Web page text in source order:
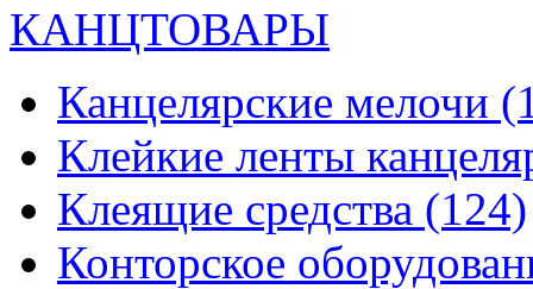
КАНЦТОВАРЫ
Канцелярские мелочи
Клейкие ленты
Клеящие средства (124)
Конторское